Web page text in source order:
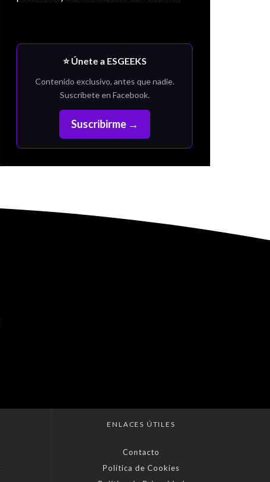
⭐ Únete a ESGEEKS
Contenido exclusivo, antes que nadie.
Suscríbete en Facebook.
Suscribirme →
ENLACES ÚTILES
Contacto
Política de Cookies